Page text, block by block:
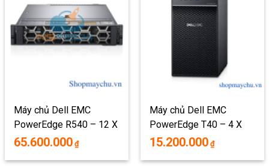
Máy chủ Dell EMC
PowerEdge R540 – 12 X
3.5 INCH
65.600.000 ₫
Máy chủ Dell EMC
PowerEdge T40 – 4 X
3.5 INCH
15.200.000 ₫